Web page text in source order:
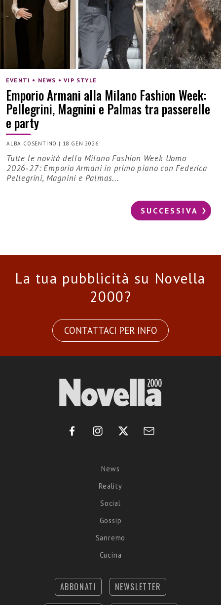
EVENTI • NEWS • VIP STYLE
Emporio Armani alla Milano Fashion Week:
Pellegrini, Magnini e Palmas tra passerelle
e party
ALBA COSENTINO | 18 GEN 2026
Tutte le novità della Milano Fashion Week Uomo
2026‑27: Emporio Armani in primo piano con Federica
Pellegrini, Magnini e Palmas...
SUCCESSIVA
La tua pubblicità su Novella
2000?
CONTATTACI PER INFO
News
Reality
Social
Gossip
Sanremo
Cucina
ABBONATI NEWSLETTER